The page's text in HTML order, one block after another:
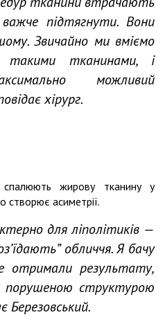
підтягнути. Вони
Звичайно ми вміємо
тканинами, і
можливий
хірург.
жирову тканину у
асиметрії.
для ліполітиків —
обличчя. Я бачу
отримали результату,
порушеною структурою
Березовський.